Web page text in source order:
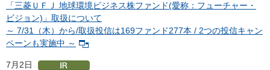
「三菱ＵＦＪ 地球環境ビジネス株ファンド(愛称：フューチャー・
ビジョン)」取扱について
～ 7/31（木）から/取扱投信は169ファンド277本 / 2つの投信キャン
ペーンも実施中 ～
7月2日